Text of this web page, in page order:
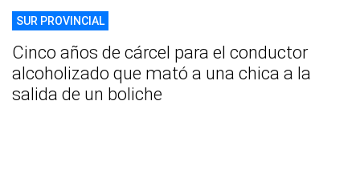
SUR PROVINCIAL
Cinco años de cárcel para el conductor
alcoholizado que mató a una chica a la
salida de un boliche